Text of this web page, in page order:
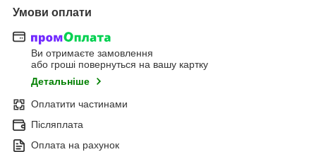
Умови оплати
Ви отримаєте замовлення
або гроші повернуться на вашу картку
Детальніше
Оплатити частинами
Післяплата
Оплата на рахунок